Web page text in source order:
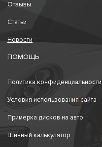
Отзывы
Статьи
Новости
ПОМОЩЬ
Политика конфиденциальности
Условия использования сайта
Примерка дисков на авто
Шинный калькулятор